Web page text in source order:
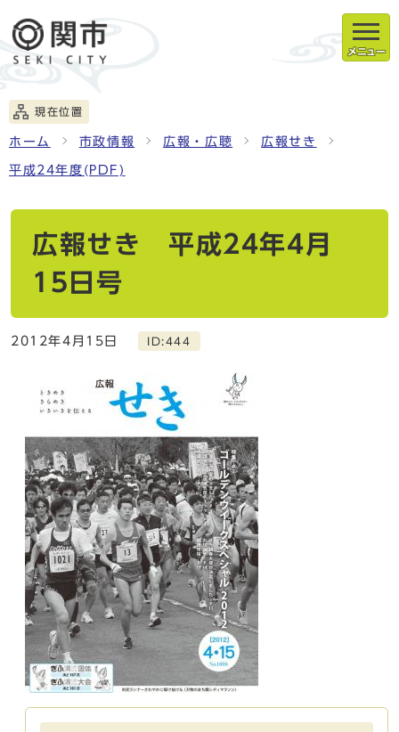
メニュー
現在位置
ホーム 市政情報 広報・広聴 広報せき
平成24年度(PDF)
広報せき 平成24年4月
15日号
2012年4月15日 ID:444